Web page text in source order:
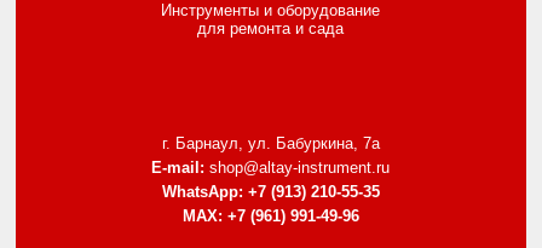
Инструменты и оборудование
для ремонта и сада
г. Барнаул, ул. Бабуркина, 7а
E-mail: shop@altay-instrument.ru
WhatsApp: +7 (913) 210-55-35
MAX: +7 (961) 991-49-96